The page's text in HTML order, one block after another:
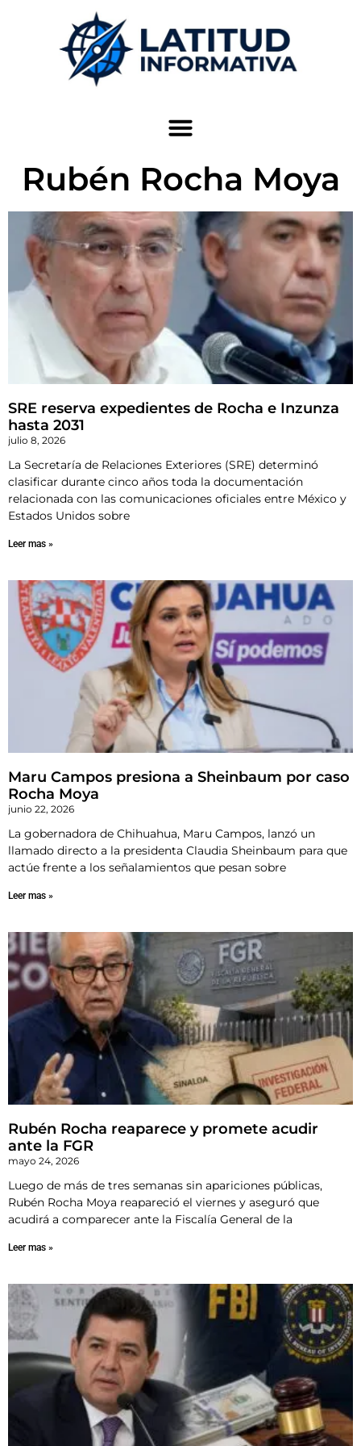
Rubén Rocha Moya
SRE reserva expedientes de Rocha e Inzunza
hasta 2031
julio 8, 2026
La Secretaría de Relaciones Exteriores (SRE) determinó
clasificar durante cinco años toda la documentación
relacionada con las comunicaciones oficiales entre México y
Estados Unidos sobre
Leer mas »
Maru Campos presiona a Sheinbaum por caso
Rocha Moya
junio 22, 2026
La gobernadora de Chihuahua, Maru Campos, lanzó un
llamado directo a la presidenta Claudia Sheinbaum para que
actúe frente a los señalamientos que pesan sobre
Leer mas »
Rubén Rocha reaparece y promete acudir
ante la FGR
mayo 24, 2026
Luego de más de tres semanas sin apariciones públicas,
Rubén Rocha Moya reapareció el viernes y aseguró que
acudirá a comparecer ante la Fiscalía General de la
Leer mas »